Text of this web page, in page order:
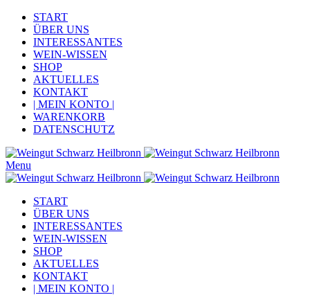
START
ÜBER UNS
INTERESSANTES
WEIN-WISSEN
SHOP
AKTUELLES
KONTAKT
| MEIN KONTO |
WARENKORB
DATENSCHUTZ
Menu
START
ÜBER UNS
INTERESSANTES
WEIN-WISSEN
SHOP
AKTUELLES
KONTAKT
| MEIN KONTO |